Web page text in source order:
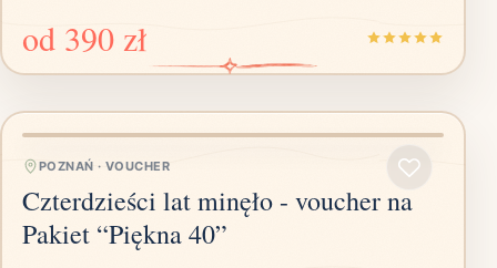
od 390 zł
POZNAŃ · VOUCHER
Czterdzieści lat minęło - voucher na
Pakiet “Piękna 40”